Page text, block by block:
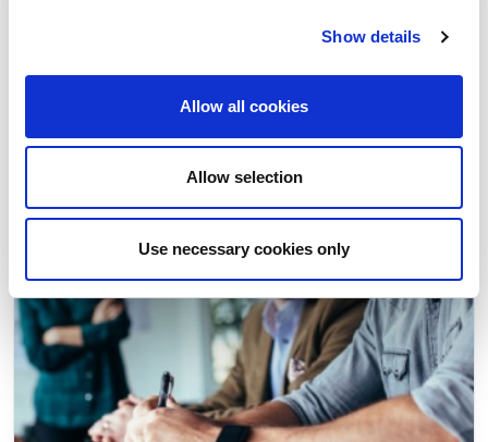
Show details
Allow all cookies
Allow selection
Use necessary cookies only